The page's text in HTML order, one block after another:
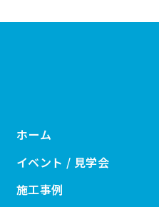
住宅
ホーム
イベント / 見学会
施工事例